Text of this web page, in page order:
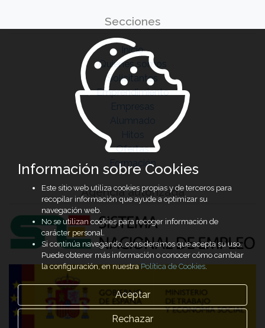
Secciones
Inicio
Quiénes somos
Solicitantes
Emprendimiento
Empresas
Alumnado
Hitos
Ofertas
Formación
Agencia autorizada
Información sobre Cookies
Este sitio web utiliza cookies propias y de terceros para
recopilar información que ayude a optimizar su
navegación web.
No se utilizan cookies para recoger información de
carácter personal.
Si continúa navegando, consideramos que acepta su uso.
Puede obtener más información o conocer cómo cambiar
la configuración, en nuestraPolítica de Cookies.
Aceptar
Rechazar